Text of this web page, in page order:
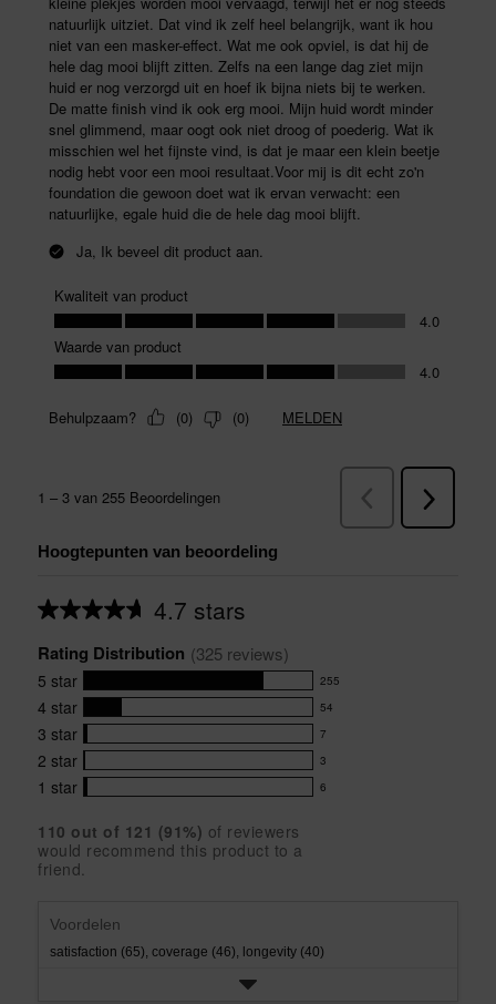
Hoogtepunten van beoordeling
4.7 stars
Average
for
this
product:
4.7
out
of
5
stars
Rating Distribution (325 reviews)
5 star 255
255
reviews
with
5
star
rating.
4 star 54
54
reviews
with
4
rating.
3 star 7
7
reviews
with
star
rating.
2 star 3
3
reviews
2
star
rating.
1 star 6
6
with
1
110 out of 121 (91%) of reviewers
would recommend this product to a
friend.
Voordelen
satisfaction (65), coverage (46), longevity (40)